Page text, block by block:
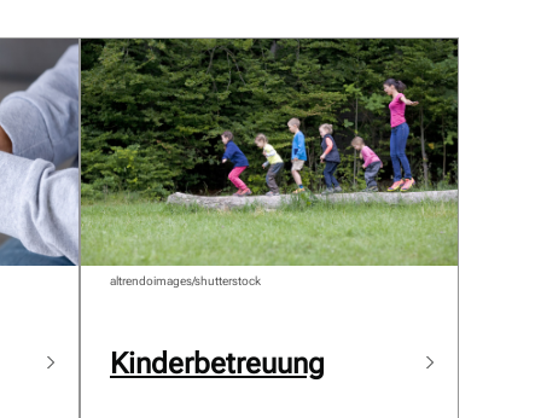
Kinderbetreuung
altrendoimages/shutterstock